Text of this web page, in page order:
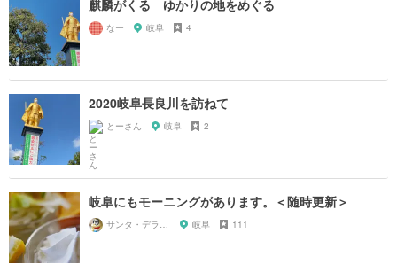
麒麟がくる ゆかりの地をめぐる
なー 岐阜 4
2020岐阜長良川を訪ねて
とーさん 岐阜 2
岐阜にもモーニングがあります。＜随時更新＞
サンタ・デラックス 岐阜 111